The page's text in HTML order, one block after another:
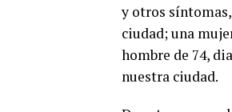
y otros
ciudad; una
hombre de 74,
nuestra ciudad.